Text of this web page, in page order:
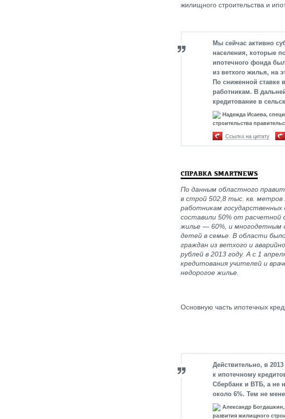
жилищного строительства и
Мы сейчас активно
населения, которые
ипотечного фонда
из ветхого жилья, на
По сниженной ставке
работникам. В
кредитование в
Надежда Исаева,
строительства
Ссылка на цитату
СПРАВКА SMARTNEWS
По данным областного
в строй 502,8 тыс. кв.
работникам государственных
составили 50% от
жилье — 60%, и многодетным
детей в семье. В области
граждан из ветхого и
рублей в 2013 году. А с 1
кредитования учителей и
недорогое жилье.
Основную часть ипотечных
Действительно, в
к ипотечному
Сбербанк и ВТБ, а не
около 6%. Тем не
Александр
развития жилищного